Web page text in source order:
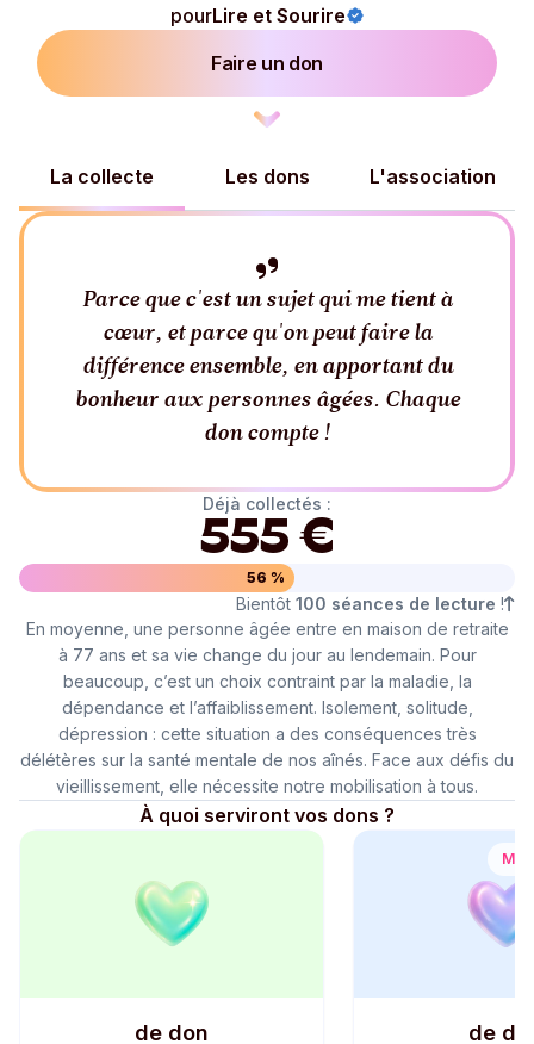
pourLire et Sourire
Faire un don
La collecte Les dons L'association
Parce que c'est un sujet qui me tient à
cœur, et parce qu'on peut faire la
différence ensemble, en apportant du
bonheur aux personnes âgées. Chaque
don compte !
Déjà collectés :
555 €
56 %
Bientôt100 séances de lecture !
En moyenne, une personne âgée entre en maison de retraite
à 77 ans et sa vie change du jour au lendemain. Pour
beaucoup, c’est un choix contraint par la maladie, la
dépendance et l’affaiblissement. Isolement, solitude,
dépression : cette situation a des conséquences très
délétères sur la santé mentale de nos aînés. Face aux défis du
vieillissement, elle nécessite notre mobilisation à tous.
À quoi serviront vos dons ?
de don de